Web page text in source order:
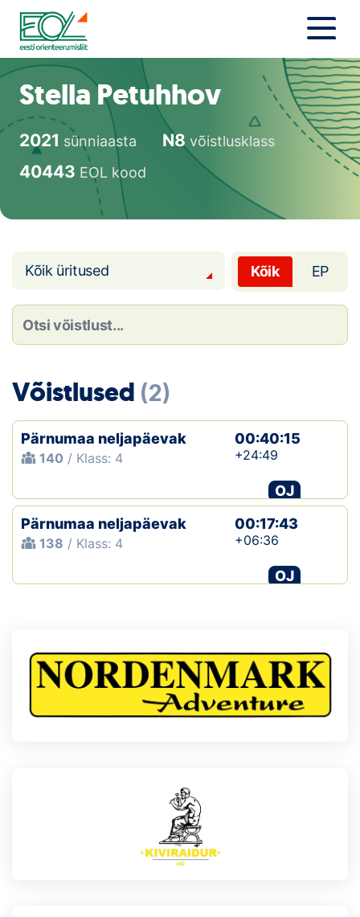
Liigu
sisu
juurde
Estonian Orienteering Federation
Uudised
Alustajale
Orienteerujale
Eesti Orienteerumine 100!
Noored
Kontakt
EOL
Kaardid
Tulemused
Dokumendid
Stella Petuhhov
2021 sünniaasta N8 võistlusklass
40443 EOL kood
Kõik üritused Kõik EP
Võistlused (2)
Pärnumaa neljapäevak
140 / Klass: 4
00:40:15
+24:49
OJ
Pärnumaa neljapäevak
138 / Klass: 4
00:17:43
+06:36
OJ